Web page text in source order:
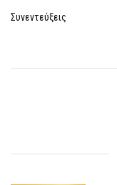
Συνεντεύξεις